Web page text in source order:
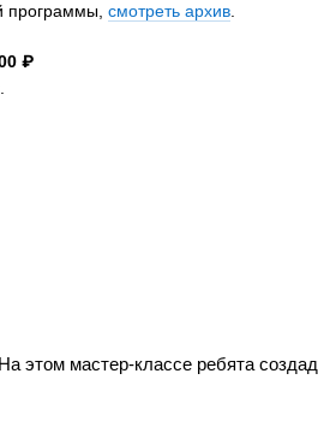
программы, смотреть архив
₽
этом мастер-классе ребята